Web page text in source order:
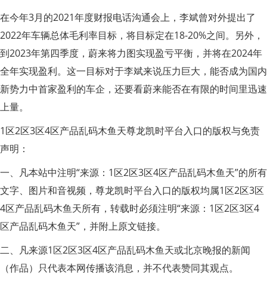
在今年3月的2021年度财报电话沟通会上，李斌曾对外提出了
2022年车辆总体毛利率目标，将目标定在18-20%之间。另外，
到2023年第四季度，蔚来将力图实现盈亏平衡，并将在2024年
全年实现盈利。这一目标对于李斌来说压力巨大，能否成为国内
新势力中首家盈利的车企，还要看蔚来能否在有限的时间里迅速
上量。
1区2区3区4区产品乱码木鱼天尊龙凯时平台入口的版权与免责
声明：
一、凡本站中注明“来源：1区2区3区4区产品乱码木鱼天”的所有
文字、图片和音视频，尊龙凯时平台入口的版权均属1区2区3区
4区产品乱码木鱼天所有，转载时必须注明“来源：1区2区3区4
区产品乱码木鱼天”，并附上原文链接。
二、凡来源1区2区3区4区产品乱码木鱼天或北京晚报的新闻
（作品）只代表本网传播该消息，并不代表赞同其观点。